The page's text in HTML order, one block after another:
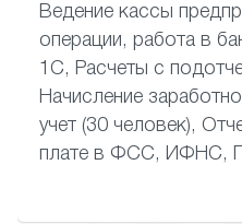
Ведение кассы
операции, работа в
1С, Расчеты с
Начисление
учет (30 человек),
плате в ФСС, ИФНС,